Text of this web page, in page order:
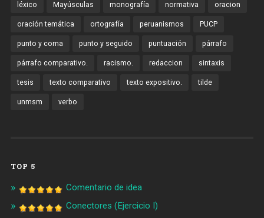
léxico Mayúsculas monografía normativa oracion
oración temática ortografía peruanismos PUCP
punto y coma punto y seguido puntuación párrafo
párrafo comparativo. racismo. redaccion sintaxis
tesis texto comparativo texto expositivo. tilde
unmsm verbo
TOP 5
Comentario de idea
Conectores (Ejercicio I)